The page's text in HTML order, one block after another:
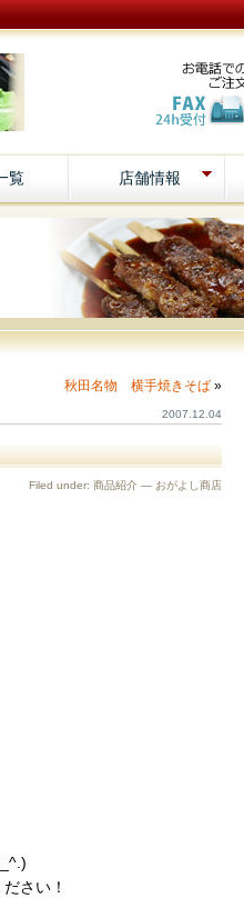
覧 店舗情報
秋田名物 横手焼きそば »
2007.12.04
Filed under: 商品紹介 — おがよし商店
さい！